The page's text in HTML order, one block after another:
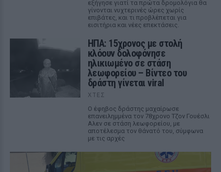
εξήγησε γιατί τα πρώτα δρομολόγια θα
γίνονται νυχτερινές ώρες χωρίς
επιβάτες, και τι προβλέπεται για
εισιτήρια και νέες επεκτάσεις.
ΗΠΑ: 15χρονος με στολή
κλόουν δολοφόνησε
ηλικιωμένο σε στάση
λεωφορείου – Βίντεο του
δράστη γίνεται viral
ΧΤΕΣ
Ο έφηβος δράστης μαχαίρωσε
επανειλημμένα τον 78χρονο Τζον Γουέσλι
Αλεν σε στάση λεωφορείου, με
αποτέλεσμα τον θάνατό του, σύμφωνα
με τις αρχές